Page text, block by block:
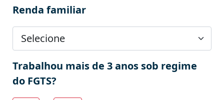
Renda familiar
Trabalhou mais de 3 anos sob regime
do FGTS?